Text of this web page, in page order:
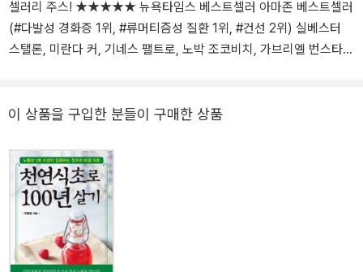
미디엄의 갑상선 치유), Medical Medium Liver Rescue(메디컬 미
디엄의 간 소생법) 등이 있다. 앤서니 윌리엄의 홈페이지 www.medi
calmedium.com와 인스타 www.instagram.com/medicalmedium
원리를 탐구하는 것과 보이지 않는 것의 신비를 이해하는 것이고, 또
하나는 세계의 지식을 갖추는 것과 인간 내면의 지혜를 발견하는 것
아보는 실험을 시작했다. 요가와 명상을 하고 종종 트레킹을 떠난다.
다.
셀러리 주스! ★★★★★ 뉴욕타임스 베스트셀러 아마존 베스트셀러
(#다발성 경화증 1위, #류머티즘성 질환 1위, #건선 2위) 실베스터
스탤론, 미란다 커, 기네스 팰트로, 노박 조코비치, 가브리엘 번스타인
리 주스로?’ 정말이다. 당신이 알고 있는 그 셀러리 주스가 그렇다는
다. 마트 선반에서 그토록 오랫동안 자신의 때가 도래하기를, 그래서
자신이 해야 할 그 일을 할 수 있기를 끈질기게 기다려온 그 기적의 이
름이 셀러리다. 이 책을 다 읽으면 왜 그런지 완벽하게 알게 될 것이
다.” ● “정말? 셀러리 주스가?” 마트에 가면 식품 매장 한쪽에 자리
를 차지하고 있지만 선뜻 손이 가지는 않는 채소, 어쩌다 사왔어도 보
통은 냉장고 속에서 시들고 있게 마련인 채소, 그렇다, 바로 셀러리 이
이 상품을 구입한 분들이 구매한 상품